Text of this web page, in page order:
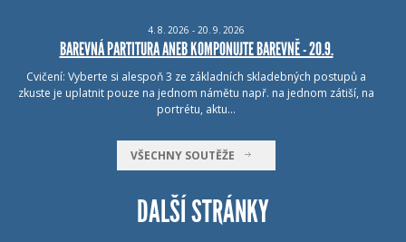
4. 8. 2026 - 20. 9. 2026
BAREVNÁ PARTITURA ANEB KOMPONUJTE BAREVNĚ - 20.9.
Cvičení: Vyberte si alespoň 3 ze základních skladebných postupů a
zkuste je uplatnit pouze na jednom námětu např. na jednom zátiší, na
portrétu, aktu…
VŠECHNY SOUTĚŽE
DALŠÍ STRÁNKY